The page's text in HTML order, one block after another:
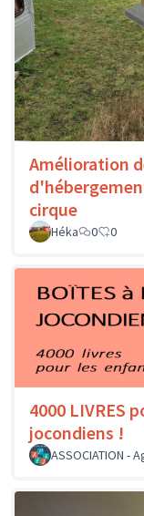
Amélioration
cirque
Héka 0 0
4000 LIVRES
jocondiens !
ASSOCIATION -